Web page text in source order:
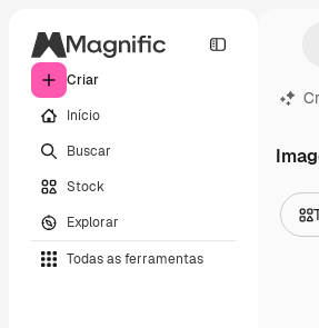
Criar
Início
Buscar
Stock
Explorar
Todas as ferramentas